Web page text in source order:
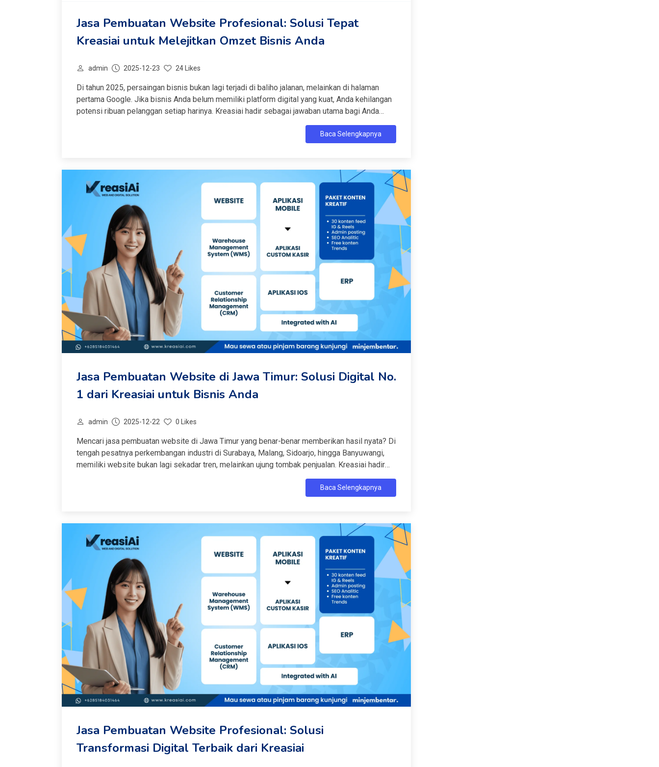
Jasa Pembuatan Website Profesional: Solusi Tepat
Kreasiai untuk Melejitkan Omzet Bisnis Anda
admin 2025-12-23 24 Likes
Di tahun 2025, persaingan bisnis bukan lagi terjadi di baliho jalanan, melainkan di halaman
pertama Google. Jika bisnis Anda belum memiliki platform digital yang kuat, Anda kehilangan
potensi ribuan pelanggan setiap harinya. Kreasiai hadir sebagai jawaban utama bagi Anda
yang membutuhkan jasa pembuatan website profesional yang tidak hanya cantik secara...
Baca Selengkapnya
Jasa Pembuatan Website di Jawa Timur: Solusi Digital No.
1 dari Kreasiai untuk Bisnis Anda
admin 2025-12-22 0 Likes
Mencari jasa pembuatan website di Jawa Timur yang benar-benar memberikan hasil nyata? Di
tengah pesatnya perkembangan industri di Surabaya, Malang, Sidoarjo, hingga Banyuwangi,
memiliki website bukan lagi sekadar tren, melainkan ujung tombak penjualan. Kreasiai hadir
sebagai mitra terpercaya penyedia jasa pembuatan website di Jawa Timur yang fokus pada
Baca Selengkapnya
Jasa Pembuatan Website Profesional: Solusi
Transformasi Digital Terbaik dari Kreasiai